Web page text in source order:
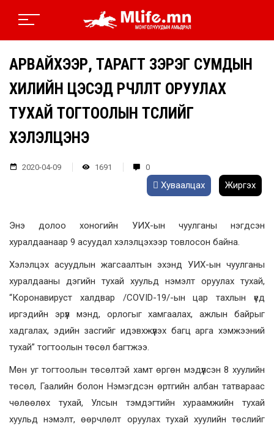
АРВАЙХЭЭР, ТАРАГТ ЗЭРЭГ СУМДЫН
ХИЛИЙН ЦЭСЭД ӨӨРЧЛӨЛТ ОРУУЛАХ
ТУХАЙ ТОГТООЛЫН ТӨСЛИЙГ
ХЭЛЭЛЦЭНЭ
2020-04-09 1691 0
Хуваалцах Жиргэх
Энэ долоо хоногийн УИХ-ын чуулганы нэгдсэн
хуралдаанаар 9 асуудал хэлэлцэхээр товлосон байна.
Хэлэлцэх асуудлын жагсаалтын эхэнд УИХ-ын чуулганы
хуралдааны дэгийн тухай хуульд нэмэлт оруулах тухай,
“Коронавируст халдвар /СОVID-19/-ын цар тахлын үед
иргэдийн эрүүл мэнд, орлогыг хамгаалах, ажлын байрыг
хадгалах, эдийн засгийг идэвхжүүлэх багц арга хэмжээний
тухай” тогтоолын төсөл багтжээ.
Мөн уг тогтоолын төсөлтэй хамт өргөн мэдүүлсэн 8 хуулийн
төсөл, Гаалийн болон Нэмэгдсэн өртгийн албан татвараас
чөлөөлөх тухай, Улсын тэмдэгтийн хураамжийн тухай
хуульд нэмэлт, өөрчлөлт оруулах тухай хуулийн төслийг